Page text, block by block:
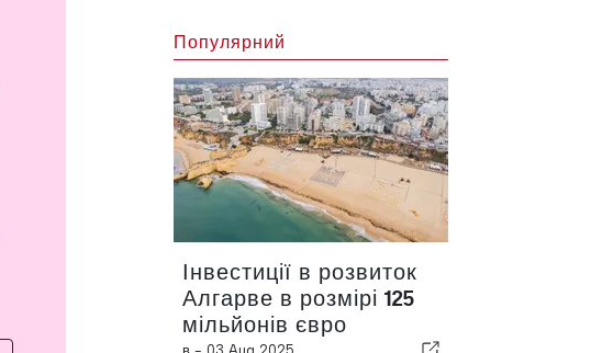
Популярний
Інвестиції в розвиток
Алгарве в розмірі 125
мільйонів євро